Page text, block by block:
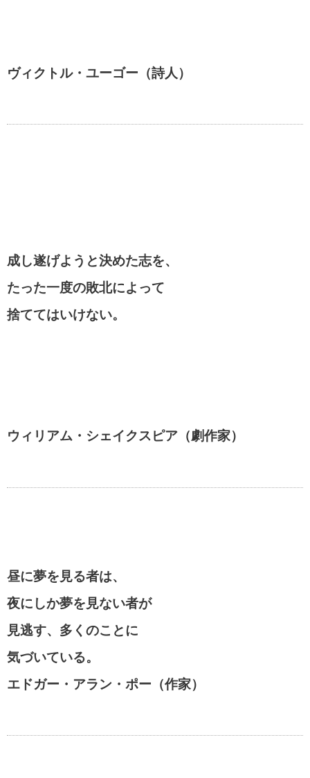
ヴィクトル・ユーゴー（詩人）
成し遂げようと決めた志を、
たった一度の敗北によって
捨ててはいけない。
ウィリアム・シェイクスピア（劇作家）
昼に夢を見る者は、
夜にしか夢を見ない者が
見逃す、多くのことに
気づいている。
エドガー・アラン・ポー（作家）